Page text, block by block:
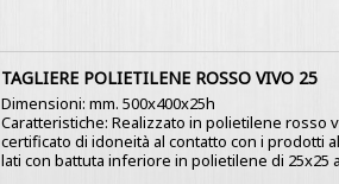
TAGLIERE POLIETILENE ROSSO VIVO 25
Dimensioni: mm. 500x400x25h
Caratteristiche: Realizzato in polietilene rosso
certificato di idoneità al contatto con i prodotti
lati con battuta inferiore in polietilene di 25x25